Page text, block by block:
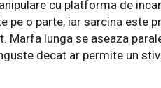
cu platforma de
o parte, iar sarcina este
Marfa lunga se aseaza
decat ar permite un